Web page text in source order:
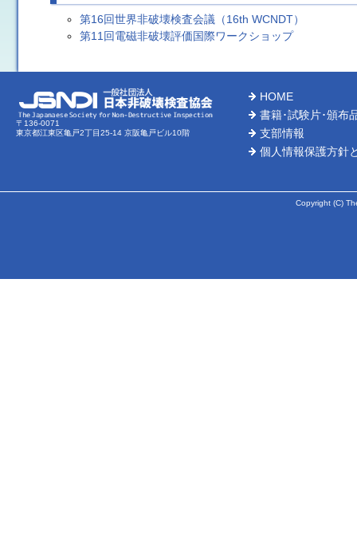
第16回世界非破壊検査会議（16th WCNDT）
第11回電磁非破壊評価国際ワークショップ
〒136-0071
東京都江東区亀戸2丁目25-14 京阪亀戸ビル10階
HOME
書籍･試験片･頒布
支部情報
個人情報保護方針
Copyright (C)